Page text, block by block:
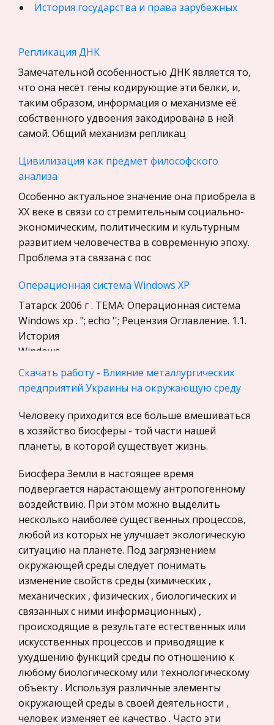
История государства и права зарубежных
Искусство, Культура, Литература
Компьютерные сети
Материаловедение
Программирование, Базы данных
Бухгалтерский учет
История
Уголовное право
Экскурсии и туризм
Маркетинг, товароведение, реклама
Социология
Религия
Культурология
Экологическое право
Физкультура и Спорт, Здоровье
Теория государства и права
права
Микроэкономика, экономика предприятия,
Нероссийское законодательство
Международные экономические и валютно-
кредитные отношения
Политология, Политистория
Биржевое дело
Радиоэлектроника
Медицина
Пищевые продукты
Конституционное (государственное) право
зарубежных стран
Государственное регулирование, Таможня,
Налоги
Транспорт
Репликация ДНК
Замечательной особенностью ДНК является то,
что она несёт гены кодирующие эти белки, и,
таким образом, информация о механизме её
собственного удвоения закодирована в ней
самой. Общий механизм репликац
Цивилизация как предмет философского
анализа
Особенно актуальное значение она приобрела в
ХХ веке в связи со стремительным социально-
экономическим, политическим и культурным
развитием человечества в современную эпоху.
Проблема эта связана с пос
Операционная система Windows XP
Татарск 2006 г . ТЕМА: Операционная система
Windows хр . "; echo ''; Рецензия Оглавление. 1.1.
История
Windows______________________________________________5.
.2. Особенности Windows XP______
Объекты и способы сушки. Особенности
процесса сушки
Процесс сушки называют теплофизическим,
потому что избыточная влага удаляется из
— испарению или сублимации (кипение
недопустимо, так как может привести к раз
Правила баскетбола
Родина баскетбола - США (1891). В
Международной федерации баскетбола (FIBA;
основана в 1932) св. 180 стран (1999). В
программе Олимпийских игр с 1936;
чемпионаты мира с 1950, Европы с 1935.
Баскетбол
Шпоры по госэкзамену "коммерция, торговое
дело"
Классификаторы: виды, значимость,
использование в коммерческой деятельности.
№ 2 1. Управление коммерческой
Скачать работу - Влияние металлургических
предприятий Украины на окружающую среду
Человеку приходится все больше вмешиваться
в хозяйство биосферы - той части нашей
планеты, в которой существует жизнь.
Биосфера Земли в настоящее время
подвергается нарастающему антропогенному
воздействию. При этом можно выделить
несколько наиболее существенных процессов,
любой из которых не улучшает экологическую
ситуацию на планете. Под загрязнением
окружающей среды следует понимать
изменение свойств среды (химических ,
механических , физических , биологических и
связанных с ними информационных) ,
происходящие в результате естественных или
искусственных процессов и приводящие к
ухудшению функций среды по отношению к
любому биологическому или технологическому
объекту . Используя различные элементы
окружающей среды в своей деятельности ,
человек изменяет её качество . Часто эти